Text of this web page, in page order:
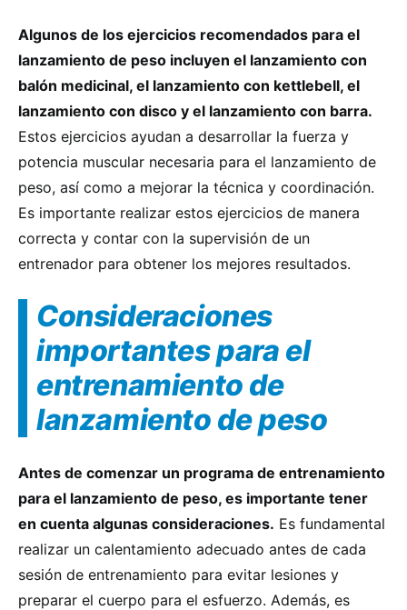
Algunos de los ejercicios recomendados para el
lanzamiento de peso incluyen el lanzamiento con
balón medicinal, el lanzamiento con kettlebell, el
lanzamiento con disco y el lanzamiento con barra.
Estos ejercicios ayudan a desarrollar la fuerza y
potencia muscular necesaria para el lanzamiento de
peso, así como a mejorar la técnica y coordinación.
Es importante realizar estos ejercicios de manera
correcta y contar con la supervisión de un
entrenador para obtener los mejores resultados.
Consideraciones
importantes para el
entrenamiento de
lanzamiento de peso
Antes de comenzar un programa de entrenamiento
para el lanzamiento de peso, es importante tener
en cuenta algunas consideraciones. Es fundamental
realizar un calentamiento adecuado antes de cada
sesión de entrenamiento para evitar lesiones y
preparar el cuerpo para el esfuerzo. Además, es